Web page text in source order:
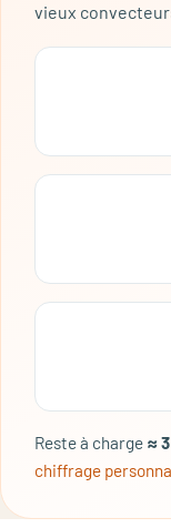
vieux
Reste à charge ≈
chiffrage